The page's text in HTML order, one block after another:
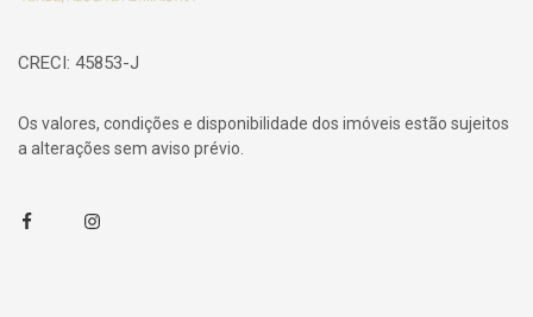
CRECI: 45853-J
Os valores, condições e disponibilidade dos imóveis estão sujeitos
a alterações sem aviso prévio.
FacebookInstagram